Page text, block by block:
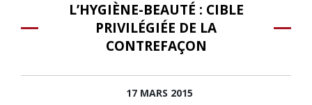
L’HYGIÈNE-BEAUTÉ : CIBLE
PRIVILÉGIÉE DE LA
CONTREFAÇON
17 MARS 2015